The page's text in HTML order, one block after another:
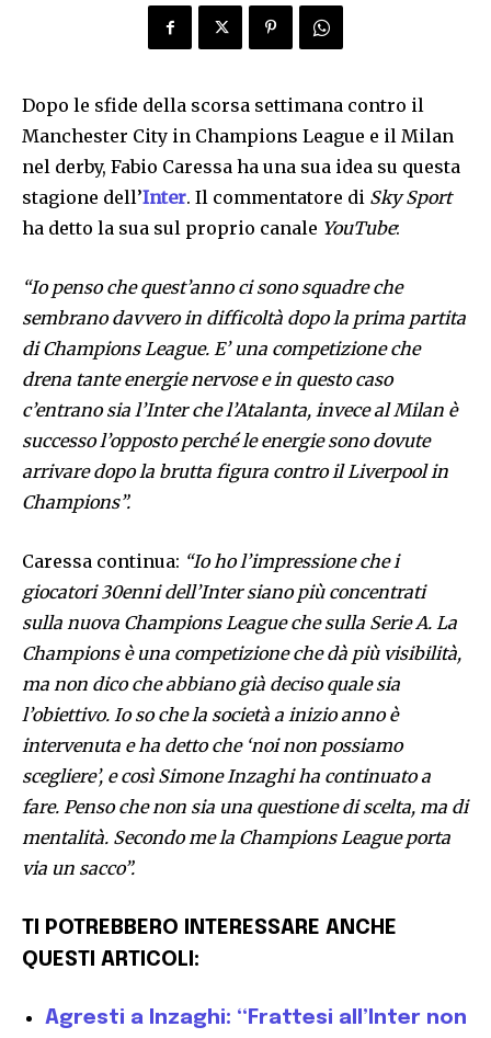
Dopo le sfide della scorsa settimana contro il
Manchester City in Champions League e il Milan
nel derby, Fabio Caressa ha una sua idea su questa
stagione dell’Inter. Il commentatore di Sky Sport
ha detto la sua sul proprio canale YouTube:
“Io penso che quest’anno ci sono squadre che
sembrano davvero in difficoltà dopo la prima partita
di Champions League. E’ una competizione che
drena tante energie nervose e in questo caso
c’entrano sia l’Inter che l’Atalanta, invece al Milan è
successo l’opposto perché le energie sono dovute
arrivare dopo la brutta figura contro il Liverpool in
Champions”.
Caressa continua: “Io ho l’impressione che i
giocatori 30enni dell’Inter siano più concentrati
sulla nuova Champions League che sulla Serie A. La
Champions è una competizione che dà più visibilità,
ma non dico che abbiano già deciso quale sia
l’obiettivo. Io so che la società a inizio anno è
intervenuta e ha detto che ‘noi non possiamo
scegliere’, e così Simone Inzaghi ha continuato a
fare. Penso che non sia una questione di scelta, ma di
mentalità. Secondo me la Champions League porta
via un sacco”.
TI POTREBBERO INTERESSARE ANCHE
QUESTI ARTICOLI:
Agresti a Inzaghi: “Frattesi all’Inter non